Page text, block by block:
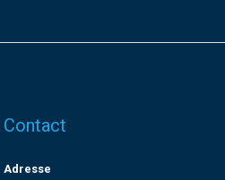
Contact
Adresse